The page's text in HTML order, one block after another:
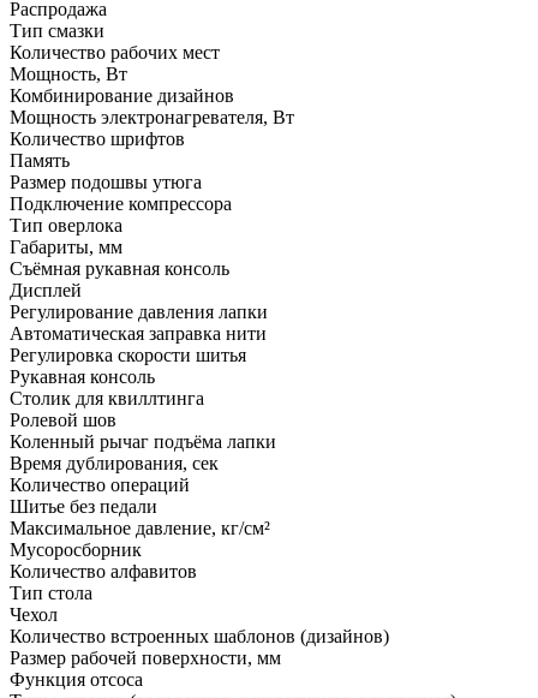
Распродажа
Тип смазки
Количество рабочих мест
Мощность, Вт
Комбинирование дизайнов
Мощность электронагревателя, Вт
Количество шрифтов
Память
Размер подошвы утюга
Подключение компрессора
Тип оверлока
Габариты, мм
Съёмная рукавная консоль
Дисплей
Регулирование давления лапки
Автоматическая заправка нити
Регулировка скорости шитья
Рукавная консоль
Столик для квиллтинга
Ролевой шов
Коленный рычаг подъёма лапки
Время дублирования, сек
Количество операций
Шитье без педали
Максимальное давление, кг/см²
Мусоросборник
Количество алфавитов
Тип стола
Чехол
Количество встроенных шаблонов (дизайнов)
Размер рабочей поверхности, мм
Функция отсоса